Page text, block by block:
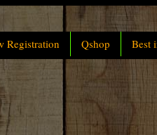
Registration Qshop Best